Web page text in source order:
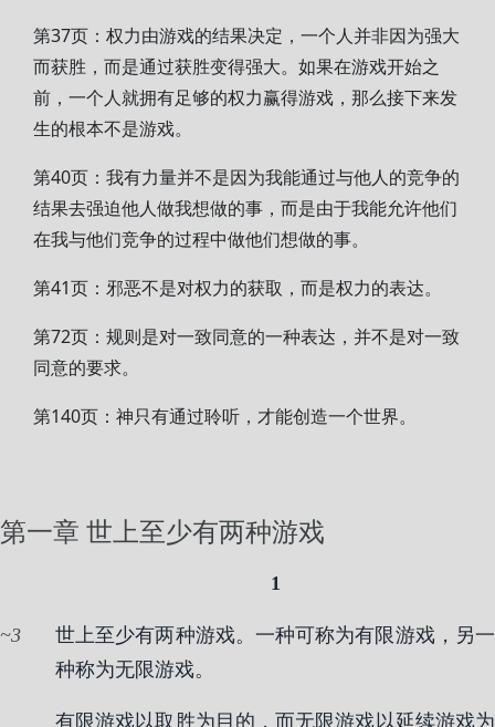
第37页：权力由游戏的结果决定，一个人并非因为强大
而获胜，而是通过获胜变得强大。如果在游戏开始之
前，一个人就拥有足够的权力赢得游戏，那么接下来发
生的根本不是游戏。
第40页：我有力量并不是因为我能通过与他人的竞争的
结果去强迫他人做我想做的事，而是由于我能允许他们
在我与他们竞争的过程中做他们想做的事。
第41页：邪恶不是对权力的获取，而是权力的表达。
第72页：规则是对一致同意的一种表达，并不是对一致
同意的要求。
第140页：神只有通过聆听，才能创造一个世界。
第一章 世上至少有两种游戏
1
3
世上至少有两种游戏。一种可称为有限游戏，另一
种称为无限游戏。
有限游戏以取胜为目的，而无限游戏以延续游戏为